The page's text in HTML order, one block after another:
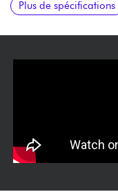
Steel Saddles
Plus de spécifications